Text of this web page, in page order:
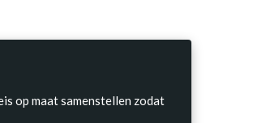
op maat samenstellen zodat